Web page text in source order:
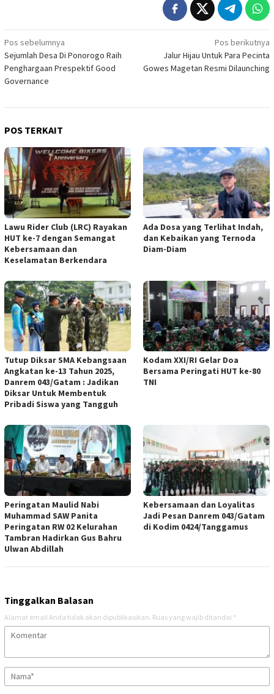
Navigasi
pos
Pos sebelumnya
Sejumlah Desa Di Ponorogo Raih
Penghargaan Prespektif Good
Governance
Pos berikutnya
Jalur Hijau Untuk Para Pecinta
Gowes Magetan Resmi Dilaunching
POS TERKAIT
Lawu Rider Club (LRC) Rayakan
HUT ke-7 dengan Semangat
Kebersamaan dan
Keselamatan Berkendara
Ada Dosa yang Terlihat Indah,
dan Kebaikan yang Ternoda
Diam-Diam
Tutup Diksar SMA Kebangsaan
Angkatan ke-13 Tahun 2025,
Danrem 043/Gatam : Jadikan
Diksar Untuk Membentuk
Pribadi Siswa yang Tangguh
Kodam XXI/RI Gelar Doa
Bersama Peringati HUT ke-80
TNI
Peringatan Maulid Nabi
Muhammad SAW Panita
Peringatan RW 02 Kelurahan
Tambran Hadirkan Gus Bahru
Ulwan Abdillah
Kebersamaan dan Loyalitas
Jadi Pesan Danrem 043/Gatam
di Kodim 0424/Tanggamus
Tinggalkan Balasan
Alamat email Anda tidak akan dipublikasikan. Ruas yang wajib ditandai *